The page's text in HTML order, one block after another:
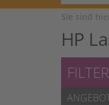
HP
FILTER